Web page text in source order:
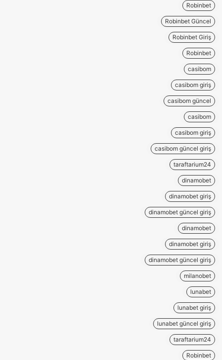
Robinbet
Robinbet Güncel
Robinbet Giriş
Robinbet
casibom
casibom giriş
casibom güncel
casibom
casibom giriş
casibom güncel giriş
taraftarium24
dinamobet
dinamobet giriş
dinamobet güncel giriş
dinamobet
dinamobet giriş
dinamobet güncel giriş
milanobet
lunabet
lunabet giriş
lunabet güncel giriş
taraftarium24
Robinbet